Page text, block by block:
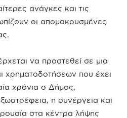
ανάγκες και τις
οι απομακρυσμένες
να προστεθεί σε μια
χρηματοδοτήσεων που έχει
χρόνια ο Δήμος,
η συνέργεια και
στα κέντρα λήψης